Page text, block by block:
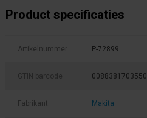
Product specificaties
Artikelnummer P-72899
GTIN barcode 0088381703550
Fabrikant: Makita